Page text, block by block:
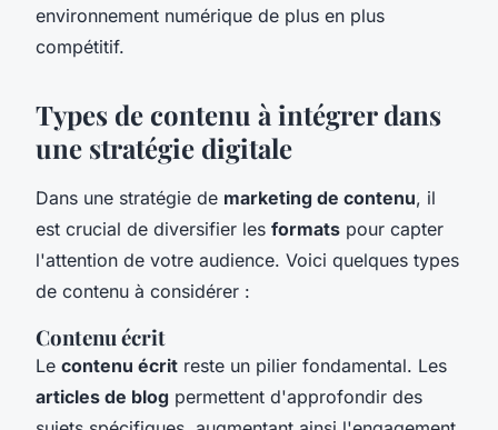
environnement numérique de plus en plus
compétitif.
Types de contenu à intégrer dans
une stratégie digitale
Dans une stratégie de marketing de contenu, il
est crucial de diversifier les formats pour capter
l'attention de votre audience. Voici quelques types
de contenu à considérer :
Contenu écrit
Le contenu écrit reste un pilier fondamental. Les
articles de blog permettent d'approfondir des